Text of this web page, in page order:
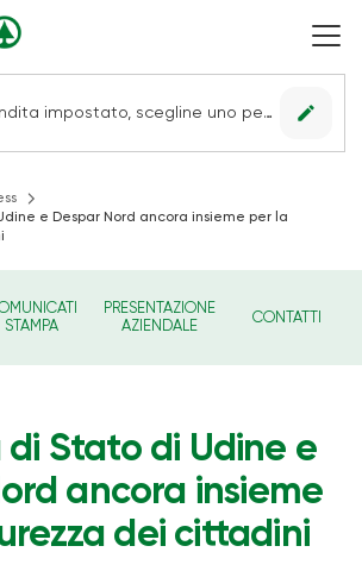
Nessun punto vendita impostato, scegline uno per vedere le offerte. edit
e Despar Nord ancora insieme per la
STAMPA
PRESENTAZIONE
AZIENDALE
CONTATTI
di Stato di Udine e
ancora insieme
dei cittadini